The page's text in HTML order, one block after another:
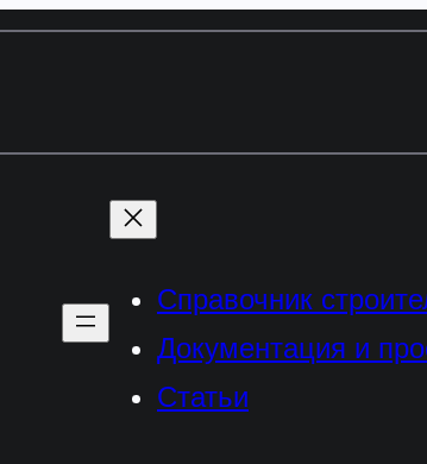
Справочник
Документация и
Статьи